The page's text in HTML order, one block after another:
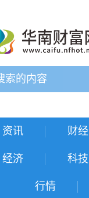
资讯 财经
经济 科技
行情